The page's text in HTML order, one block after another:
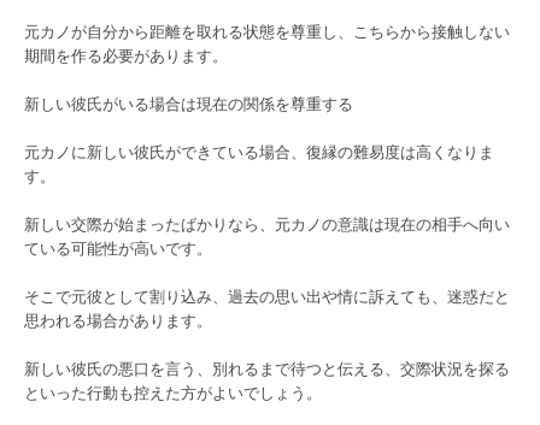
元カノが自分から距離を取れる状態を尊重し、こちらから接触しない
期間を作る必要があります。
新しい彼氏がいる場合は現在の関係を尊重する
元カノに新しい彼氏ができている場合、復縁の難易度は高くなりま
す。
新しい交際が始まったばかりなら、元カノの意識は現在の相手へ向い
ている可能性が高いです。
そこで元彼として割り込み、過去の思い出や情に訴えても、迷惑だと
思われる場合があります。
新しい彼氏の悪口を言う、別れるまで待つと伝える、交際状況を探る
といった行動も控えた方がよいでしょう。